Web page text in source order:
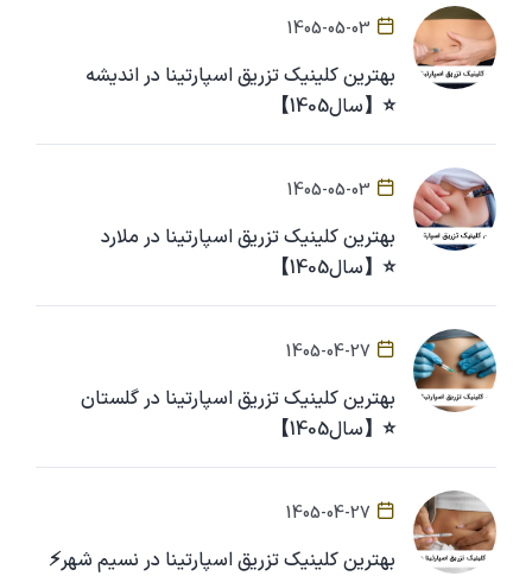
1405-05-03
بهترین کلینیک تزریق اسپارتینا در اندیشه
⭐【سال1405】
1405-05-03
بهترین کلینیک تزریق اسپارتینا در ملارد
⭐【سال1405】
1405-04-27
بهترین کلینیک تزریق اسپارتینا در گلستان
⭐【سال1405】
1405-04-27
بهترین کلینیک تزریق اسپارتینا در نسیم شهر⚡